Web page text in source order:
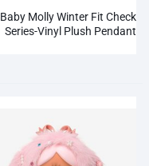
Baby Molly Winter Fit Check
Series-Vinyl Plush Pendant